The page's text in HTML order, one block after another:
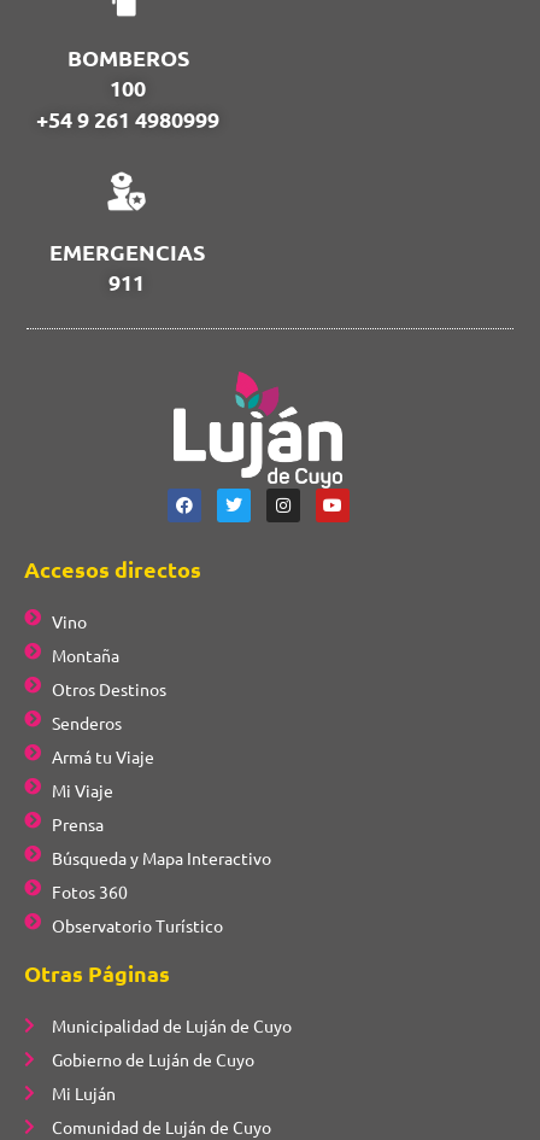
BOMBEROS
100
+54 9 261 4980999
EMERGENCIAS
911
Accesos directos
Vino
Montaña
Otros Destinos
Senderos
Armá tu Viaje
Mi Viaje
Prensa
Búsqueda y Mapa Interactivo
Fotos 360
Observatorio Turístico
Otras Páginas
Municipalidad de Luján de Cuyo
Gobierno de Luján de Cuyo
Mi Luján
Comunidad de Luján de Cuyo